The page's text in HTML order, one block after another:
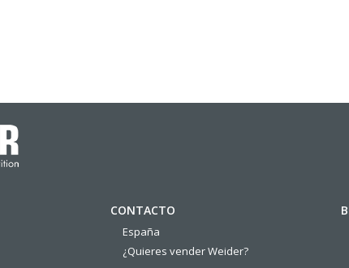
CONTACTO
España
¿Quieres vender Weider?